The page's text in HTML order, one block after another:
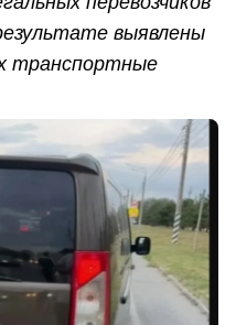
выявлены
транспортные